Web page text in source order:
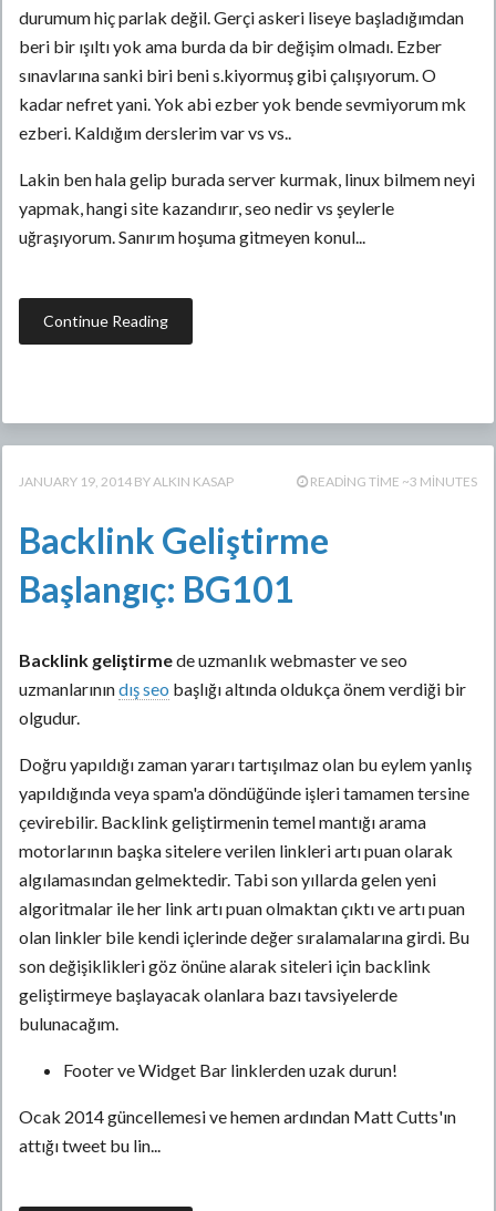
durumum hiç parlak değil. Gerçi askeri liseye başladığımdan
beri bir ışıltı yok ama burda da bir değişim olmadı. Ezber
sınavlarına sanki biri beni s.kiyormuş gibi çalışıyorum. O
kadar nefret yani. Yok abi ezber yok bende sevmiyorum mk
ezberi. Kaldığım derslerim var vs vs..
Lakin ben hala gelip burada server kurmak, linux bilmem neyi
yapmak, hangi site kazandırır, seo nedir vs şeylerle
uğraşıyorum. Sanırım hoşuma gitmeyen konul...
Continue Reading
JANUARY 19, 2014 ALKIN KASAP READING TIME ~3 MINUTES
Backlink Geliştirme
Başlangıç: BG101
Backlink geliştirmede uzmanlık webmaster ve seo
uzmanlarınındış seo başlığı altında oldukça önem verdiği bir
olgudur.
Doğru yapıldığı zaman yararı tartışılmaz olan bu eylem yanlış
yapıldığında veya spam'a döndüğünde işleri tamamen tersine
çevirebilir. Backlink geliştirmenin temel mantığı arama
motorlarının başka sitelere verilen linkleri artı puan olarak
algılamasından gelmektedir. Tabi son yıllarda gelen yeni
algoritmalar ile her link artı puan olmaktan çıktı ve artı puan
olan linkler bile kendi içlerinde değer sıralamalarına girdi. Bu
son değişiklikleri göz önüne alarak siteleri için backlink
geliştirmeye başlayacak olanlara bazı tavsiyelerde
bulunacağım.
Footer ve Widget Bar linklerden uzak durun!
Ocak 2014 güncellemesi ve hemen ardından Matt Cutts'ın
attığı tweet bu lin...